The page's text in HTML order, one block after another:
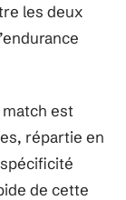
les deux
match est
répartie en
de cette